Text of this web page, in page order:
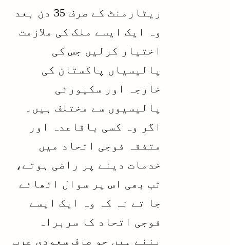
ریٹارمنٹ کے صرف 35 دن بعد
وہ ایک ایسے ملک کی ملازمت
اختیار کرلیں جس کی
پالیسیاں پاکستان کی
خارجہ اور سکیورٹی
پالیسیوں سے مختلف ہیں۔
اگر وہ کسی باقاعدہ اور
متفقہ فوجی اتحاد میں
خدمات دینے پر راضی ہوتے،
تب بھی اس پر سوال اٹھائے
جا تے نہ کہ وہ ایک ایسے
فوجی اتحاد کا سربراہ
بننے ہیں جو صرف سعودی عرب